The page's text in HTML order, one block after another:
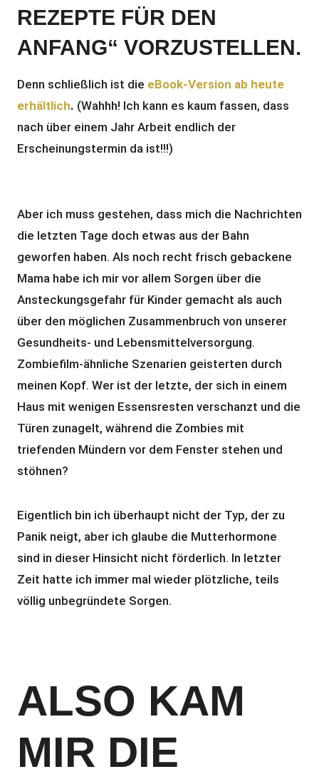
REZEPTE FÜR DEN
ANFANG“ VORZUSTELLEN.
Denn schließlich ist die eBook-Version ab heute
erhältlich. (Wahhh! Ich kann es kaum fassen, dass
nach über einem Jahr Arbeit endlich der
Erscheinungstermin da ist!!!)
Aber ich muss gestehen, dass mich die Nachrichten
die letzten Tage doch etwas aus der Bahn
geworfen haben. Als noch recht frisch gebackene
Mama habe ich mir vor allem Sorgen über die
Ansteckungsgefahr für Kinder gemacht als auch
über den möglichen Zusammenbruch von unserer
Gesundheits- und Lebensmittelversorgung.
Zombiefilm-ähnliche Szenarien geisterten durch
meinen Kopf. Wer ist der letzte, der sich in einem
Haus mit wenigen Essensresten verschanzt und die
Türen zunagelt, während die Zombies mit
triefenden Mündern vor dem Fenster stehen und
stöhnen?
Eigentlich bin ich überhaupt nicht der Typ, der zu
Panik neigt, aber ich glaube die Mutterhormone
sind in dieser Hinsicht nicht förderlich. In letzter
Zeit hatte ich immer mal wieder plötzliche, teils
völlig unbegründete Sorgen.
ALSO KAM
MIR DIE